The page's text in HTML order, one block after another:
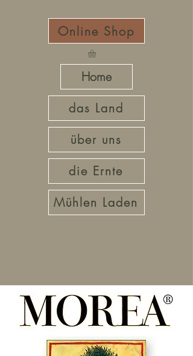
Home
das Land
über uns
die Ernte
Mühlen Laden
Online Shop